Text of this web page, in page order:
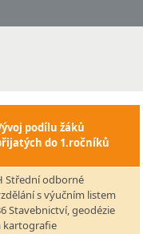
podílu žáků
do 1.ročníků
Střední odborné
s výučním listem
Stavebnictví, geodézie
kartografie